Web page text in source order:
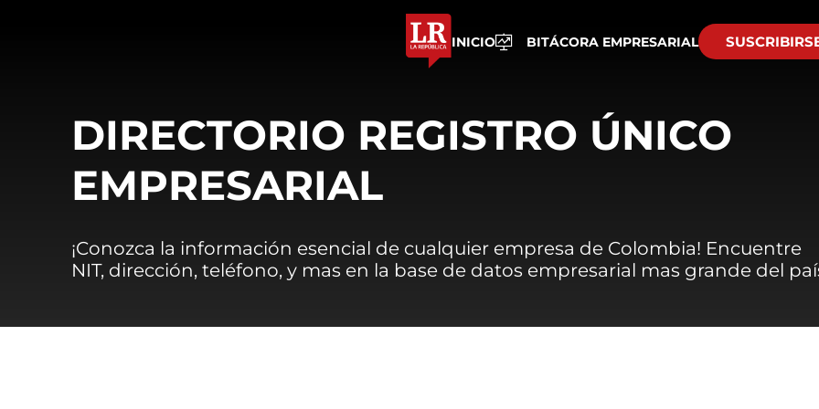
INICIO BITÁCORA EMPRESARIAL
DIRECTORIO REGISTRO ÚNICO
EMPRESARIAL
¡Conozca la información esencial de cualquier empresa de Colombia! Encuentre
NIT, dirección, teléfono, y mas en la base de datos empresarial mas grande del